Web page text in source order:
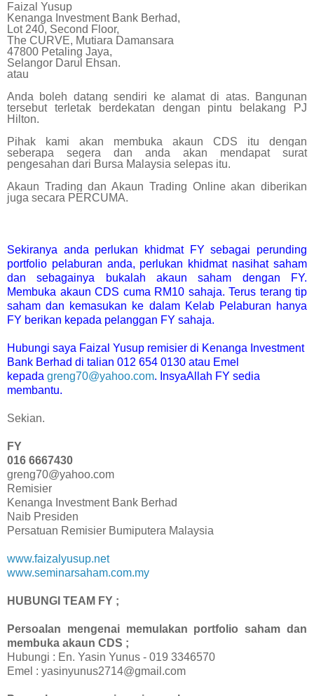
Faizal Yusup
Kenanga Investment Bank Berhad,
Lot 240, Second Floor,
The CURVE, Mutiara Damansara
47800 Petaling Jaya,
Selangor Darul Ehsan.
atau
Anda boleh datang sendiri ke alamat di atas. Bangunan
tersebut terletak berdekatan dengan pintu belakang PJ
Hilton.
Pihak kami akan membuka akaun CDS itu dengan
seberapa segera dan anda akan mendapat surat
pengesahan dari Bursa Malaysia selepas itu.
Akaun Trading dan Akaun Trading Online akan diberikan
juga secara PERCUMA.
Sekiranya anda perlukan khidmat FY sebagai perunding
portfolio pelaburan anda, perlukan khidmat nasihat saham
dan sebagainya bukalah akaun saham dengan FY.
Membuka akaun CDS cuma RM10 sahaja. Terus terang tip
saham dan kemasukan ke dalam Kelab Pelaburan hanya
FY berikan kepada pelanggan FY sahaja.
Hubungi saya Faizal Yusup remisier di Kenanga Investment
Bank Berhad di talian 012 654 0130 atau Emel
kepada greng70@yahoo.com. InsyaAllah FY sedia
membantu.
Sekian.
FY
016 6667430
greng70@yahoo.com
Remisier
Kenanga Investment Bank Berhad
Naib Presiden
Persatuan Remisier Bumiputera Malaysia
www.faizalyusup.net
www.seminarsaham.com.my
HUBUNGI TEAM FY ;
Persoalan mengenai memulakan portfolio saham dan
membuka akaun CDS ;
Hubungi : En. Yasin Yunus - 019 3346570
Emel : yasinyunus2714@gmail.com